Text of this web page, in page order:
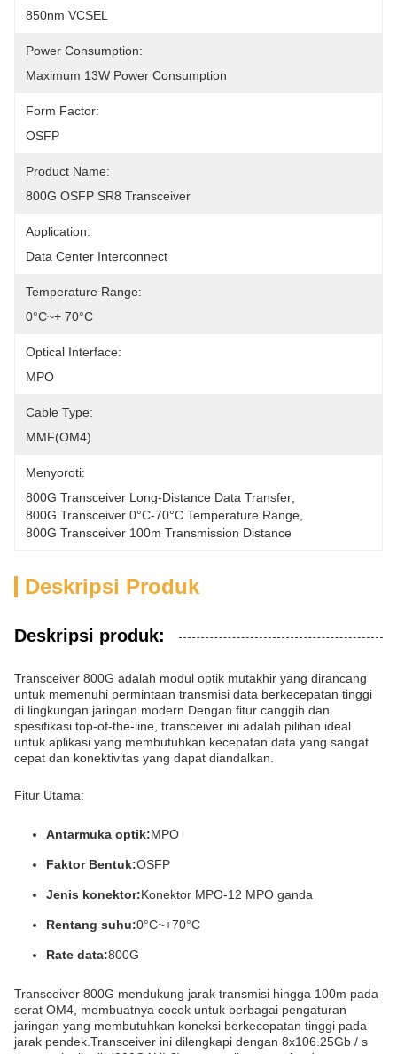
850nm VCSEL
Power Consumption:
Maximum 13W Power Consumption
Form Factor:
OSFP
Product Name:
800G OSFP SR8 Transceiver
Application:
Data Center Interconnect
Temperature Range:
0°C~+ 70°C
Optical Interface:
MPO
Cable Type:
MMF(OM4)
Menyoroti:
800G Transceiver Long-Distance Data Transfer
800G Transceiver 0°C-70°C Temperature Range
800G Transceiver 100m Transmission Distance
Deskripsi Produk
Deskripsi produk:
Transceiver 800G adalah modul optik mutakhir yang dirancang
untuk memenuhi permintaan transmisi data berkecepatan tinggi
di lingkungan jaringan modern.Dengan fitur canggih dan
spesifikasi top-of-the-line, transceiver ini adalah pilihan ideal
untuk aplikasi yang membutuhkan kecepatan data yang sangat
cepat dan konektivitas yang dapat diandalkan.
Fitur Utama:
Antarmuka optik:MPO
Faktor Bentuk:OSFP
Jenis konektor:Konektor MPO-12 MPO ganda
Rentang suhu:0°C~+70°C
Rate data:800G
Transceiver 800G mendukung jarak transmisi hingga 100m pada
serat OM4, membuatnya cocok untuk berbagai pengaturan
jaringan yang membutuhkan koneksi berkecepatan tinggi pada
jarak pendek.Transceiver ini dilengkapi dengan 8x106.25Gb / s